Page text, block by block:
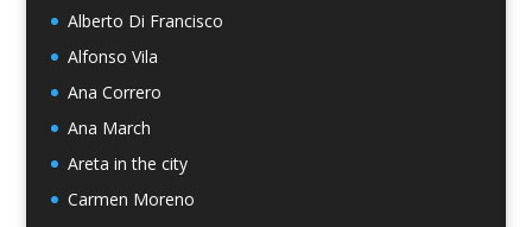
Alberto Di Francisco
Alfonso Vila
Ana Correro
Ana March
Areta in the city
Carmen Moreno